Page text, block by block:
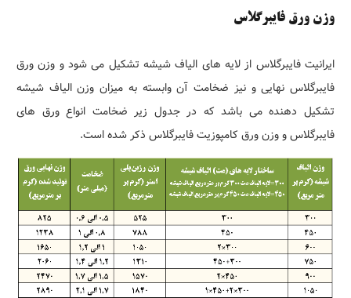
وزن ورق فایبرگلاس
ایرانیت فایبرگلاس از لایه های الیاف شیشه تشکیل می شود و وزن ورق
فایبرگلاس نهایی و نیز ضخامت آن وابسته به میزان وزن الیاف شیشه
تشکیل دهنده می باشد که در جدول زیر ضخامت انواع ورق های
فایبرگلاس و وزن ورق کامپوزیت فایبرگلاس ذکر شده است.